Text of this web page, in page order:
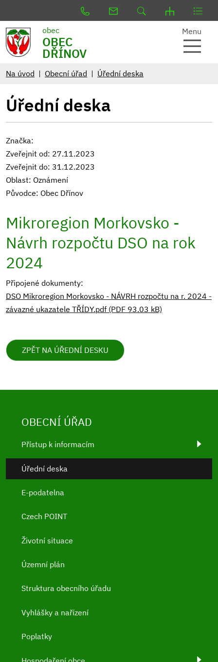
obec
OBEC
DŘÍNOV
Menu
Na úvod Obecní úřad Úřední deska
Úřední deska
Značka:
Zveřejnit od: 27.11.2023
Zveřejnit do: 31.12.2023
Oblast: Oznámení
Původce: Obec Dřínov
Mikroregion Morkovsko -
Návrh rozpočtu DSO na rok
2024
Připojené dokumenty:
DSO Mikroregion Morkovsko - NÁVRH rozpočtu na r. 2024 -
závazné ukazatele TŘÍDY.pdf (PDF 93.03 kB)
ZPĚT NA ÚŘEDNÍ DESKU
OBECNÍ ÚŘAD
Přístup k informacím
Úřední deska
E-podatelna
Czech POINT
Životní situace
Územní plán
Struktura obecního úřadu
Vyhlášky a nařízení
Poplatky